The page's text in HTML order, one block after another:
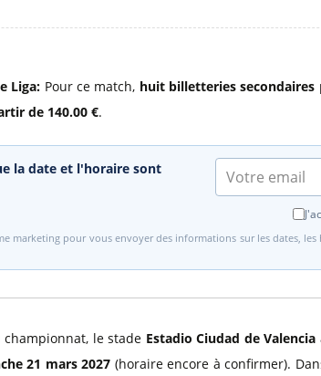
Liga: Pour ce match, huit billetteries secondaires
de 140.00 €.
la date et l'horaire sont
marketing pour vous envoyer des informations sur les dates,
le stade Estadio Ciudad de Valencia
21 mars 2027 (horaire encore à confirmer).